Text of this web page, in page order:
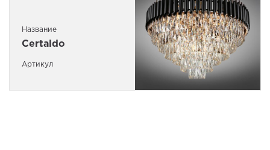
Название
Certaldo
Артикул